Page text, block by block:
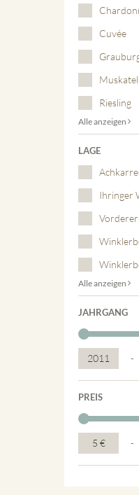
Cuvée
Riesling
Alle anzeigen
LAGE
Ihringer
Alle anzeigen
JAHRGANG
2011 -
PREIS
5 € -